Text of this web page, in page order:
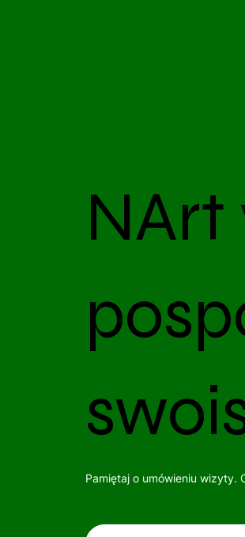
NArt
Pamiętaj o umówieniu wizyty.